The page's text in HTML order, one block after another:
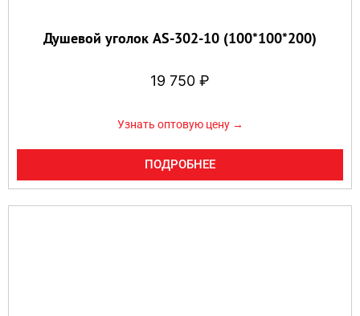
Душевой уголок AS-302-10 (100*100*200)
19 750 ₽
Узнать оптовую цену →
ПОДРОБНЕЕ